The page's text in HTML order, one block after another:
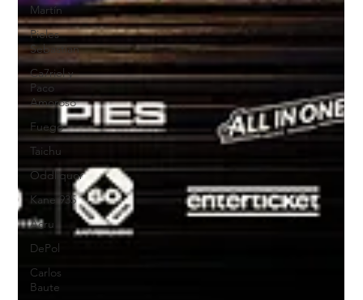
Martín
Pieles
Sebastian
Ca7riel y
Paco
Amoroso
Fuego
Taichu
Oddliquor
Kane 935
Acru
DePol
Carlos
Baute